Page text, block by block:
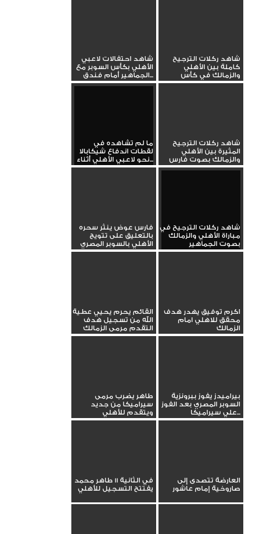
شاهد ركلات الترجيح
كاملة بين الأهلي
والزمالك في كأس
السوبر المصري...
شاهد احتفالات لاعبي
الأهلي بكأس السوبر مع
الجماهير أمام فندق...
شاهد ركلات الترجيح
المثيرة بين الأهلي
والزمالك بصوت فارس
عوض
ما لم تشاهده في
لقطات اندفاع شيكابالا
نحو لاعبي الأهلي أثناء...
شاهد ركلات الترجيح في
مباراة الأهلي والزمالك
بصوت الجماهير
فارس عوض ينثر سحره
بالتعليق على تتويج
الأهلي بالسوبر المصري
بكلمات...
اكرم توفيق يهدر هدف
محقق للاهلي امام
الزمالك
القائم يحرم يحيي عطية
الله من تسجيل هدف
التقدم مرمى الزمالك
بيراميدز يفوز ببرونزية
السوبر المصري بعد الفوز
علي سيراميكا...
طاهر يضرب مرمى
سيراميكا من جديد
ويتقدم للأهلي
العارضة تتصدى إلى
صاروخية إمام عاشور
في الثانية 11 طاهر محمد
يفتتح التسجيل للأهلي